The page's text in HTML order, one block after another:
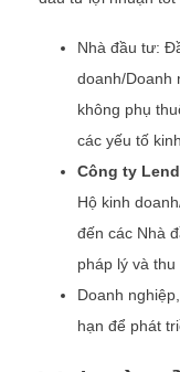
Nhà đầu tư:
doanh/Doanh
không phụ
các yếu tố
Công ty
Hộ kinh
đến các Nhà
pháp lý và thu
Doanh
hạn để phát